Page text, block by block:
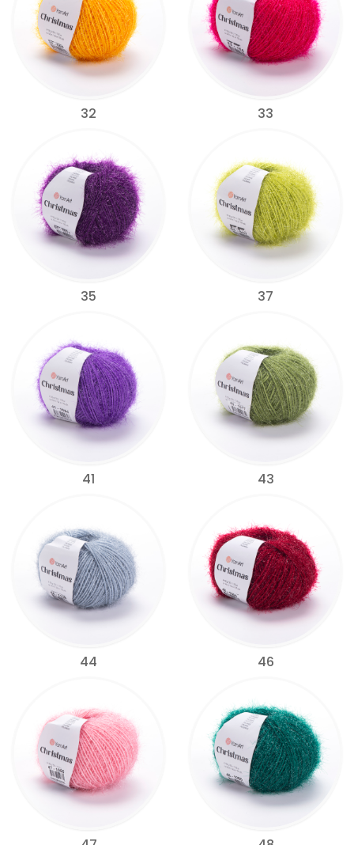
32 33
35 37
41 43
44 46